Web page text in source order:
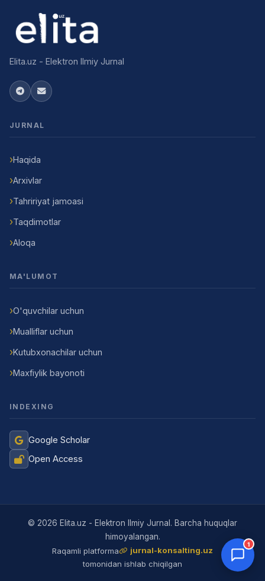
Elita.uz - Elektron Ilmiy Jurnal
JURNAL
Haqida
Arxivlar
Tahririyat jamoasi
Taqdimotlar
Aloqa
MA'LUMOT
O'quvchilar uchun
Mualliflar uchun
Kutubxonachilar uchun
Maxfiylik bayonoti
INDEXING
Google Scholar
Open Access
© 2026 Elita.uz - Elektron Ilmiy Jurnal. Barcha huquqlar
himoyalangan.
Raqamli platforma
jurnal-konsalting.uz
tomonidan ishlab chiqilgan
1